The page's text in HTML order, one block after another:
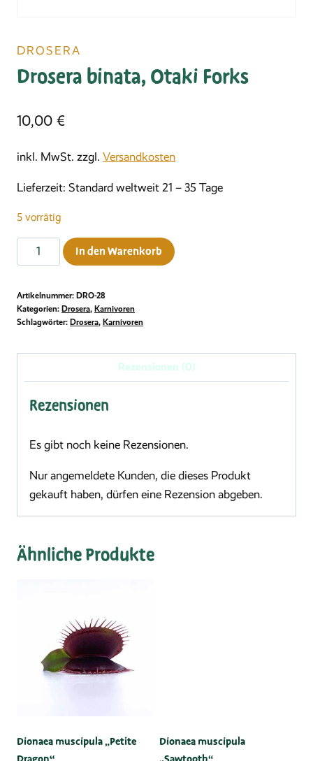
DROSERA
Drosera binata, Otaki Forks
10,00 €
inkl. MwSt. zzgl. Versandkosten
Lieferzeit: Standard weltweit 21 – 35 Tage
5 vorrätig
Drosera
binata,
Forks
Menge
In den Warenkorb
Artikelnummer: DRO-28
Kategorien: Drosera, Karnivoren
Schlagwörter: Drosera, Karnivoren
Rezensionen (0)
Rezensionen
Es gibt noch keine Rezensionen.
Nur angemeldete Kunden, die dieses Produkt
gekauft haben, dürfen eine Rezension abgeben.
Ähnliche Produkte
Dionaea muscipula „Petite
Dionaea muscipula